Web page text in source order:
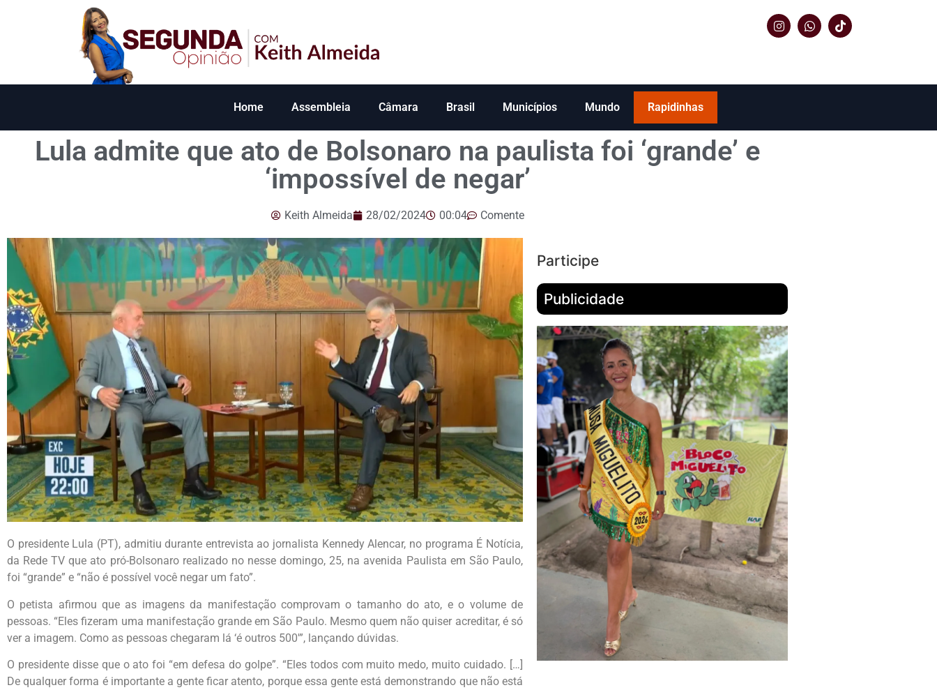
Home Assembleia Câmara Brasil Municípios Mundo Rapidinhas
Lula admite que ato de Bolsonaro na paulista foi ‘grande’ e
‘impossível de negar’
Keith Almeida 28/02/2024 00:04 Comente
O presidente Lula (PT), admitiu durante entrevista ao jornalista Kennedy Alencar, no programa É Notícia,
da Rede TV que ato pró-Bolsonaro realizado no nesse domingo, 25, na avenida Paulista em São Paulo,
foi “grande” e “não é possível você negar um fato”.
O petista afirmou que as imagens da manifestação comprovam o tamanho do ato, e o volume de
pessoas. “Eles fizeram uma manifestação grande em São Paulo. Mesmo quem não quiser acreditar, é só
ver a imagem. Como as pessoas chegaram lá ‘é outros 500′”, lançando dúvidas.
O presidente disse que o ato foi “em defesa do golpe”. “Eles todos com muito medo, muito cuidado. […]
De qualquer forma é importante a gente ficar atento, porque essa gente está demonstrando que não está
Participe
Publicidade